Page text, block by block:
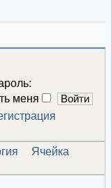
меня
Ячейка